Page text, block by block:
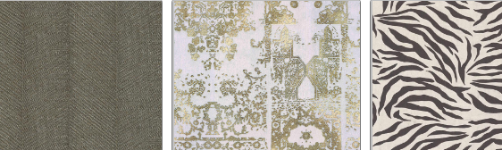
Csillámos
Csipke
Dekor
Egyszínű